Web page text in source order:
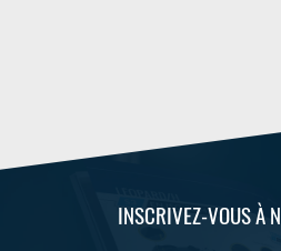
INSCRIVEZ-VOUS À